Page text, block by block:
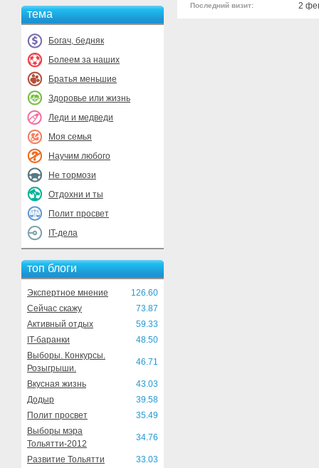
тема
Богач, бедняк
Болеем за наших
Братья меньшие
Здоровье или жизнь
Леди и медведи
Моя семья
Научим любого
Не тормози
Отдохни и ты
Полит просвет
IT-дела
топ блоги
Экспертное мнение
126.60
Сейчас скажу
73.87
Активный отдых
59.33
IT-баранки
48.50
Выборы. Конкурсы.
Розыгрыши.
46.71
Вкусная жизнь
43.03
Додыр
39.58
Полит просвет
35.49
Выборы мэра
Тольятти-2012
34.76
Развитие Тольятти 33.03
Последний визит: 2